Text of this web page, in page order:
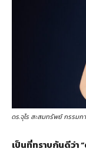
ดร.จุไร สะสมทรัพย์ กรรม
เป็นที่ทราบกันดีว่า